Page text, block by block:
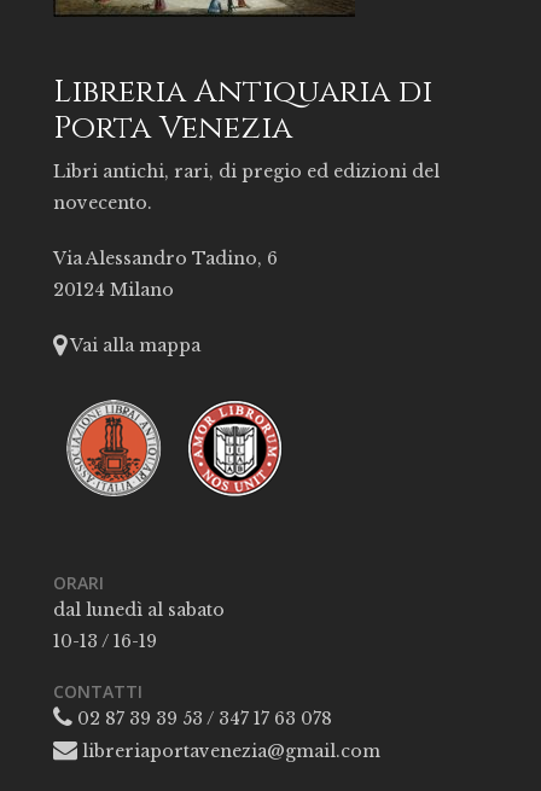
Libreria Antiquaria di
Porta Venezia
Libri antichi, rari, di pregio ed edizioni del
novecento.
Via Alessandro Tadino, 6
20124 Milano
Vai alla mappa
ORARI
dal lunedì al sabato
10-13 / 16-19
CONTATTI
02 87 39 39 53 / 347 17 63 078
libreriaportavenezia@gmail.com